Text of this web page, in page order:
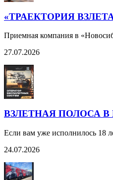
«ТРАЕКТОРИЯ
Приемная компания в
27.07.2026
ВЗЛЕТНАЯ ПОЛОСА
Если вам уже исполнилось 18
24.07.2026